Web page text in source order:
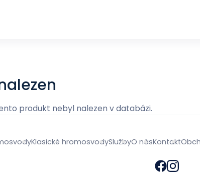
produkt nebyl nalezen v databázi.
Klasické hromosvodySlužbyO násKontakt